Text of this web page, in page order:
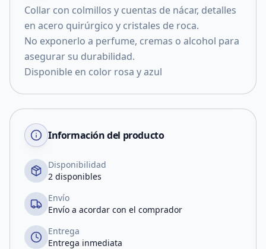
Collar con colmillos y cuentas de nácar, detalles
en acero quirúrgico y cristales de roca.
No exponerlo a perfume, cremas o alcohol para
asegurar su durabilidad.
Disponible en color rosa y azul
Información del producto
Disponibilidad
2 disponibles
Envío
Envío a acordar con el comprador
Entrega
Entrega inmediata